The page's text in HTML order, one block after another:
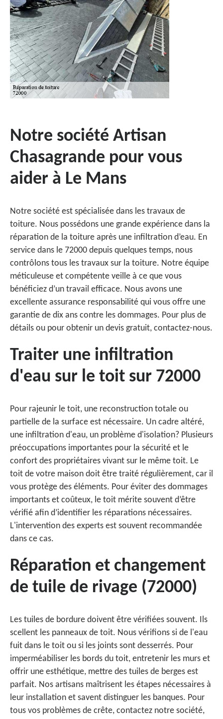
Notre société Artisan
Chasagrande pour vous
aider à Le Mans
Notre société est spécialisée dans les travaux de
toiture. Nous possédons une grande expérience dans la
réparation de la toiture après une infiltration d’eau. En
service dans le 72000 depuis quelques temps, nous
contrôlons tous les travaux sur la toiture. Notre équipe
méticuleuse et compétente veille à ce que vous
bénéficiez d’un travail efficace. Nous avons une
excellente assurance responsabilité qui vous offre une
garantie de dix ans contre les dommages. Pour plus de
détails ou pour obtenir un devis gratuit, contactez-nous.
Traiter une infiltration
d'eau sur le toit sur 72000
Pour rajeunir le toit, une reconstruction totale ou
partielle de la surface est nécessaire. Un cadre altéré,
une infiltration d'eau, un problème d'isolation? Plusieurs
préoccupations importantes pour la sécurité et le
confort des propriétaires vivant sur le même toit. Le
toit de votre maison doit être traité régulièrement, car il
vous protège des éléments. Pour éviter des dommages
importants et coûteux, le toit mérite souvent d’être
vérifié afin d’identifier les réparations nécessaires.
L'intervention des experts est souvent recommandée
dans ce cas.
Réparation et changement
de tuile de rivage (72000)
Les tuiles de bordure doivent être vérifiées souvent. Ils
scellent les panneaux de toit. Nous vérifions si de l'eau
fuit dans le toit ou si les joints sont desserrés. Pour
imperméabiliser les bords du toit, entretenir les murs et
offrir une esthétique, mettre des tuiles de berges est
parfait. Nos artisans maîtrisent les étapes nécessaires à
leur installation et savent distinguer les banques. Pour
tous vos problèmes de crête, contactez notre société,